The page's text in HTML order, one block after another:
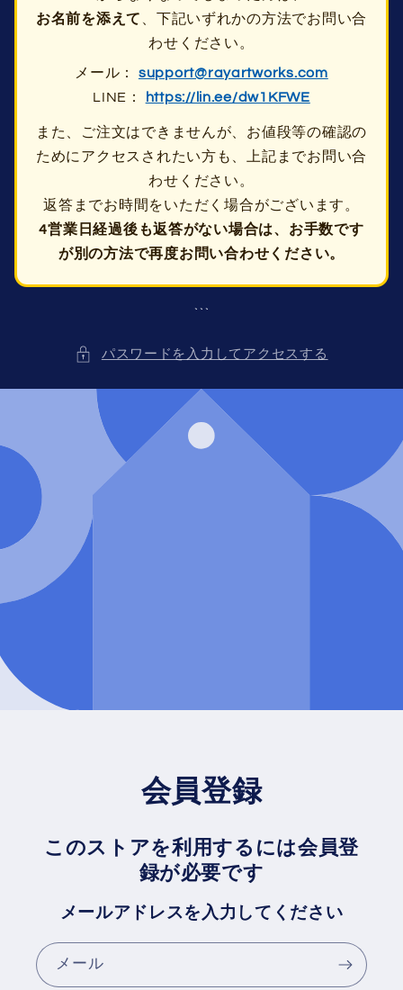
お名前を添えて
、下記いずれかの方法でお問い合
わせください。
メール： support@rayartworks.com
LINE：
https://lin.ee/dw1KFWE
また、ご注文はできませんが、お値段等の確認の
ためにアクセスされたい方も、上記までお問い合
わせください。
返答までお時間をいただく場合がございます。
4営業日経過後も返答がない場合は、お手数です
が別の方法で再度お問い合わせください。
```
パスワードを入力してアクセスする
会員登録
このストアを利用するには会員登
録が必要です
メールアドレスを入力してください
メール